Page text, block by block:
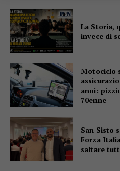
La Storia,
invece di
Motociclo
anni:
70enne
San Sisto
Forza
saltare